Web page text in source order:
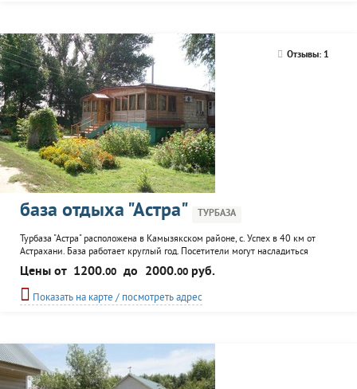
Отзывы: 1
база отдыха "Астра" ТУРБАЗА
Турбаза "Астра" расположена в Камызякском районе, с. Успех в 40 км от
Астрахани. База работает круглый год. Посетители могут насладиться
рыбалкой и охотой. Клиенты могут воспользоваться услугами ресторана с
домашней кухней, русской бани, аренды катера с егерем, аренды
весельной лодки, экскурсионного обслуживания, настольного тенниса,
бильярда. Возможна организация трансфера. ...
Цены от 1200.00 до 2000.00 руб.
Показать на карте / посмотреть адрес